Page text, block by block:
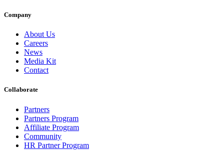
Company
About Us
Careers
News
Media Kit
Contact
Collaborate
Partners
Partners Program
Affiliate Program
Community
HR Partner Program